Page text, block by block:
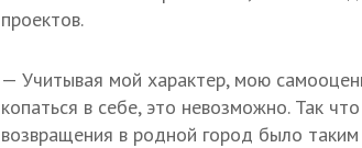
проектов.
— Учитывая мой характер, мою
копаться в себе, это невозможно. Так
возвращения в родной город было